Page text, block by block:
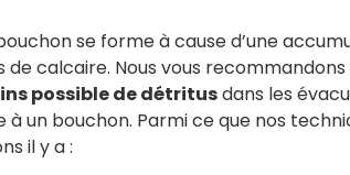
se forme à cause d’une
de calcaire. Nous vous recommandons
possible de détritusdans les
à un bouchon. Parmi ce que nos
il y a :